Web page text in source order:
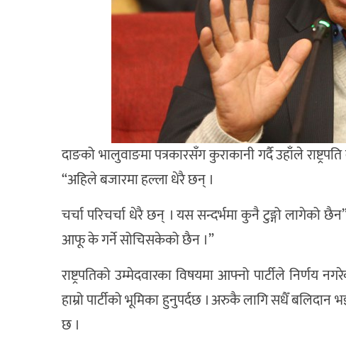
दाङको भालुवाङमा पत्रकारसँग कुराकानी गर्दै उहाँले
“अहिले बजारमा हल्ला धेरै छन् ।
चर्चा परिचर्चा धेरै छन् । यस सन्दर्भमा कुनै टुङ्गो लागेको
आफू के गर्ने सोचिसकेको छैन ।”
राष्ट्रपतिको उम्मेदवारका विषयमा आफ्नो पार्टीले निर्णय
हाम्रो पार्टीको भूमिका हुनुपर्दछ । अरुकै लागि सधैँ
छ ।